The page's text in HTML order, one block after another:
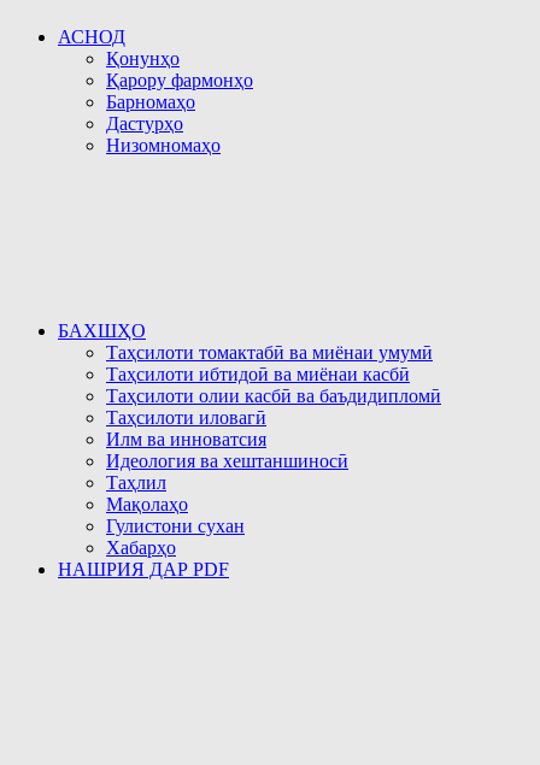
АСНОД
Қонунҳо
Қарору фармонҳо
Барномаҳо
Дастурҳо
Низомномаҳо
БАХШҲО
Таҳсилоти томактабӣ ва миёнаи умумӣ
Таҳсилоти ибтидоӣ ва миёнаи касбӣ
Таҳсилоти олии касбӣ ва баъдидипломӣ
Таҳсилоти иловагӣ
Илм ва инноватсия
Идеология ва хештаншиносӣ
Таҳлил
Мақолаҳо
Гулистони сухан
Хабарҳо
НАШРИЯ ДАР PDF